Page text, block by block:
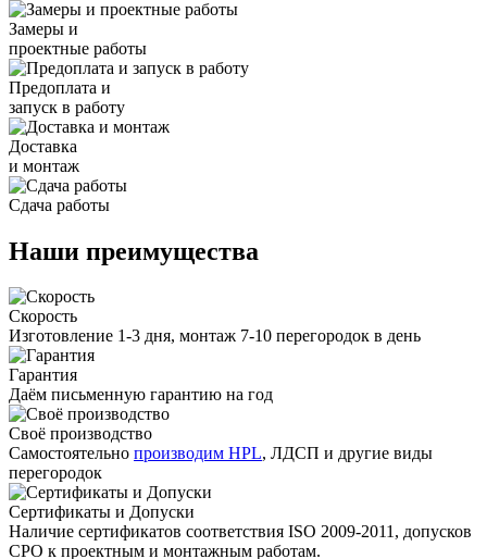
Замеры и
проектные работы
Предоплата и
запуск в работу
Доставка
и монтаж
Сдача работы
Наши преимущества
Скорость
Изготовление 1-3 дня, монтаж 7-10 перегородок в день
Гарантия
Даём письменную гарантию на год
Своё производство
Самостоятельно производим HPL, ЛДСП и другие виды
перегородок
Сертификаты и Допуски
Наличие сертификатов соответствия ISO 2009-2011, допусков
СРО к проектным и монтажным работам.